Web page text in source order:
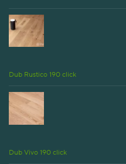
Dub Rustico 190 click
Dub Vivo 190 click